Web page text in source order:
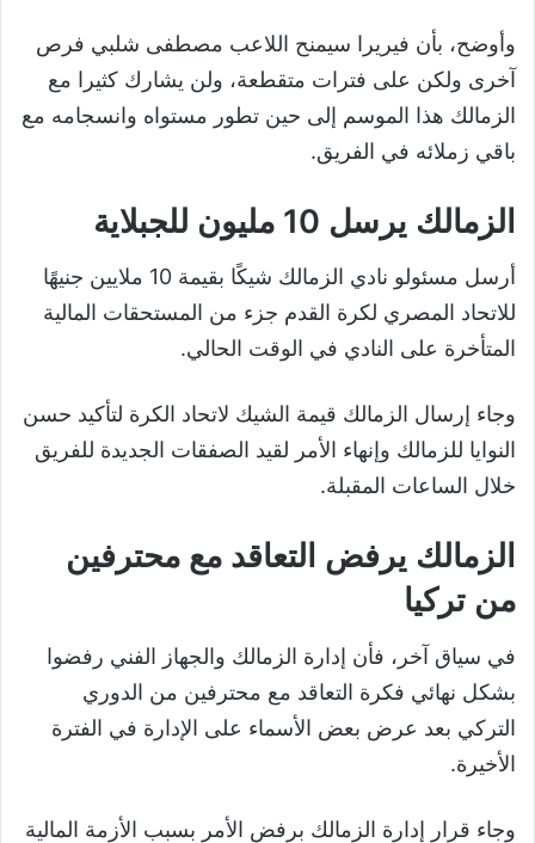
وأوضح، بأن فيريرا سيمنح اللاعب مصطفى شلبي فرص
آخرى ولكن على فترات متقطعة، ولن يشارك كثيرا مع
الزمالك هذا الموسم إلى حين تطور مستواه وانسجامه مع
باقي زملائه في الفريق.
الزمالك يرسل 10 مليون للجبلاية
أرسل مسئولو نادي الزمالك شيكًا بقيمة 10 ملايين جنيهًا
للاتحاد المصري لكرة القدم جزء من المستحقات المالية
المتأخرة على النادي في الوقت الحالي.
وجاء إرسال الزمالك قيمة الشيك لاتحاد الكرة لتأكيد حسن
النوايا للزمالك وإنهاء الأمر لقيد الصفقات الجديدة للفريق
خلال الساعات المقبلة.
الزمالك يرفض التعاقد مع محترفين
من تركيا
في سياق آخر، فأن إدارة الزمالك والجهاز الفني رفضوا
بشكل نهائي فكرة التعاقد مع محترفين من الدوري
التركي بعد عرض بعض الأسماء على الإدارة في الفترة
الأخيرة.
وجاء قرار إدارة الزمالك برفض الأمر بسبب الأزمة المالية